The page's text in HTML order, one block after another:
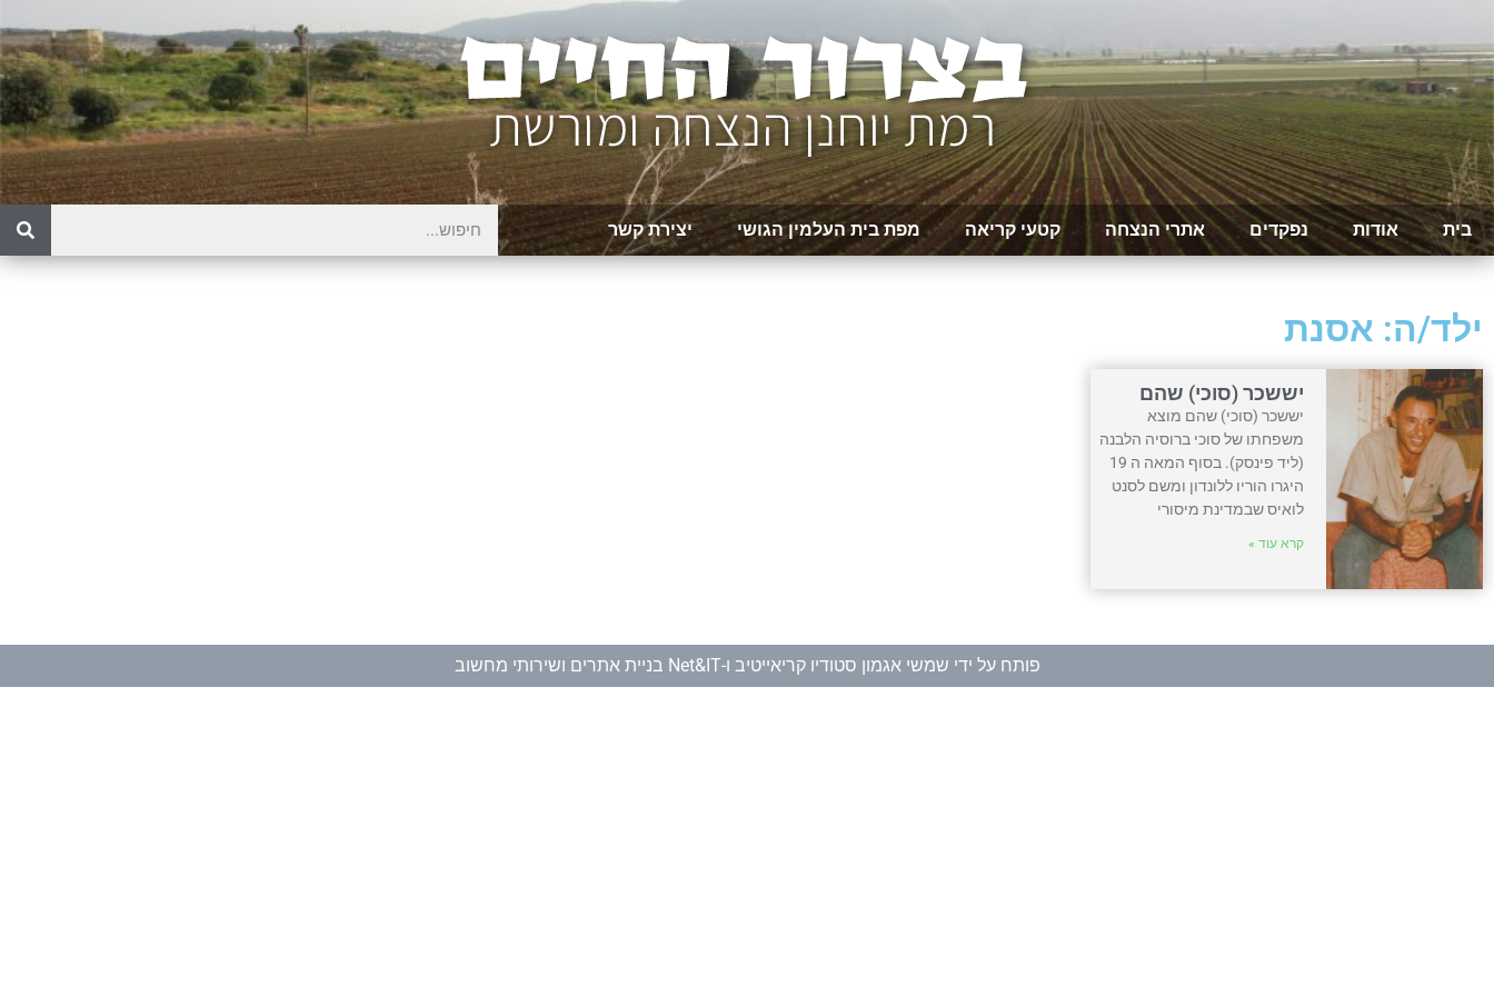
בית אודות נפקדים אתרי הנצחה קטעי קריאה מפת בית העלמין הגושי יצירת קשר
ילד/ה: אסנת
יששכר (סוכי) שהם
יששכר (סוכי) שהם מוצא
משפחתו של סוכי ברוסיה הלבנה
(ליד פינסק). בסוף המאה ה 19
היגרו הוריו ללונדון ומשם לסנט
לואיס שבמדינת מיסורי
קרא עוד »
פותח על ידי שמשי אגמון סטודיו קריאייטיב ו-Net&IT בניית אתרים ושירותי מחשוב